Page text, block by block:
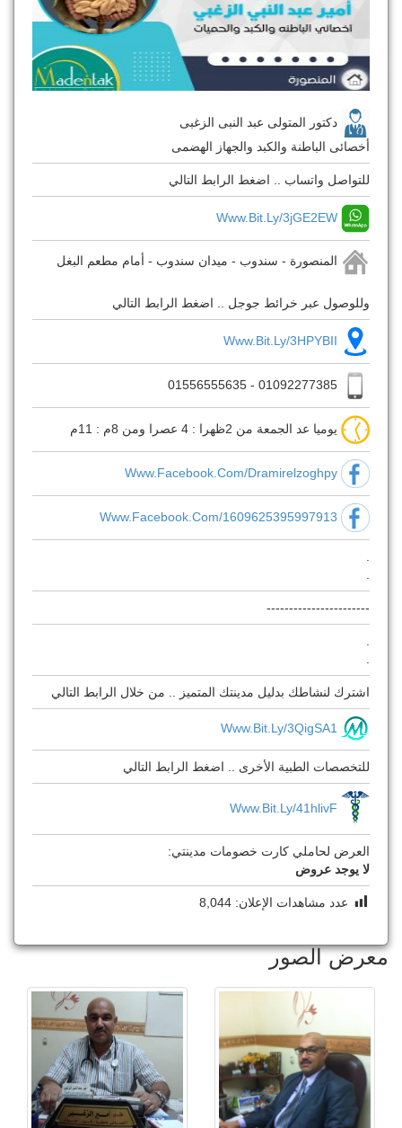
دكتور المتولى عبد النبى الزغبى
أخصائى الباطنة والكبد والجهاز الهضمى
للتواصل واتساب .. اضغط الرابط التالي
Www.bit.ly/3jGE2EW
المنصورة - سندوب - ميدان سندوب - أمام مطعم البغل
وللوصول عبر خرائط جوجل .. اضغط الرابط التالي
Www.bit.ly/3HPYBII
يوميا عد الجمعة من 2ظهرا : 4 عصرا ومن 8م : 11م
Www.facebook.com/dramirelzoghpy
Www.facebook.com/1609625395997913
-----------------------
اشترك لنشاطك بدليل مدينتك المتميز .. من خلال الرابط التالي
Www.bit.ly/3QigSA1
للتخصصات الطبية الأخرى .. اضغط الرابط التالي
Www.bit.ly/41hlivF
العرض لحاملي كارت خصومات مدينتي:
لا يوجد عروض
عدد مشاهدات الإعلان: 8,044
معرض الصور